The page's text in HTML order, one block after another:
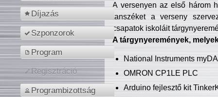
Díjazás
Szponzorok
Program
Regisztráció
Programbizottság
A versenyen az első három
tanszéket a verseny
csapatok iskoláit
A tárgynyeremények,
National Instruments
OMRON CP1LE PLC
Arduino fejlesztő kit